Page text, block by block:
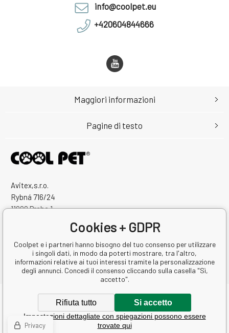
info@coolpet.eu
+420604844666
Avitex,s.r.o.
Rybná 716/24
11000 Praha 1
Numero di identificazione: 60745291
Partita IVA: CZ60745291
Maggiori informazioni
Pagine di testo
Copyright © 2026 Avitex,s.r.o.
Tutti i diritti riservati.
Ecommerce solutionsBINARGON.cz
Cookies + GDPR
Coolpet e i partneri hanno bisogno del tuo consenso per utilizzare
i singoli dati, in modo da poterti mostrare, tra l'altro,
informazioni relative ai tuoi interessi tramite la personalizzazione
degli annunci. Concedi il consenso cliccando sulla casella "Sì,
accetto".
Rifiuta tutto Si accetto
Impostazioni dettagliate con spiegazioni possono essere
trovate qui
Privacy